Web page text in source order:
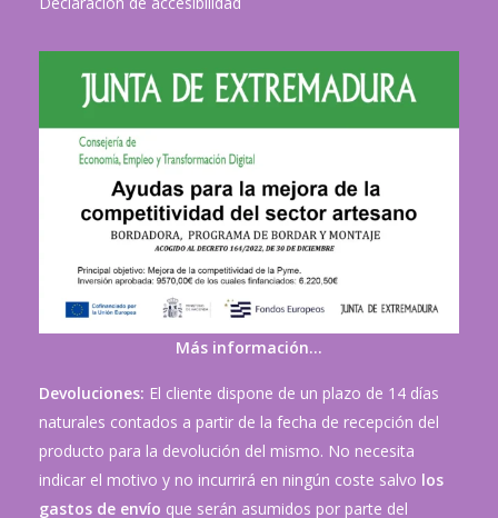
Más información…
Devoluciones: El cliente dispone de un plazo de 14 días
naturales contados a partir de la fecha de recepción del
producto para la devolución del mismo. No necesita
indicar el motivo y no incurrirá en ningún coste salvo los
gastos de envío que serán asumidos por parte del